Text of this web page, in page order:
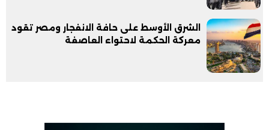
الشرق الأوسط على حافة الانفجار ومصر تقود
معركة الحكمة لاحتواء العاصفة